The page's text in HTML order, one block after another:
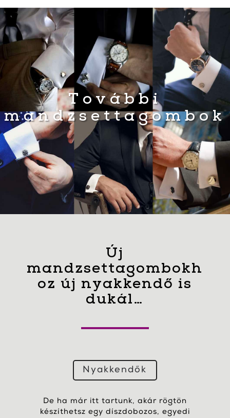
További
mandzsettagombok
Új
mandzsettagombokh
oz új nyakkendő is
dukál…
Nyakkendők
De ha már itt tartunk, akár rögtön
készíthetsz egy díszdobozos, egyedi